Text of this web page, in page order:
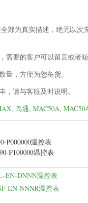
部为真实描述，绝无以
需要的客户可以留言或者
量，方便为您备货。
，请与客服及时说明。
, 岛通, MAC50A,
P000000温控表
P100000温控表
EN-DNNN温控表
EN-NNNR温控表